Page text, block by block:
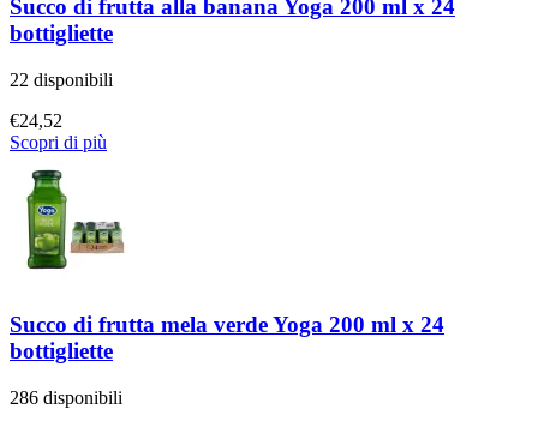
Succo di frutta alla banana Yoga 200 ml x 24
bottigliette
22 disponibili
€24,52
Scopri di più
Succo di frutta mela verde Yoga 200 ml x 24
bottigliette
286 disponibili